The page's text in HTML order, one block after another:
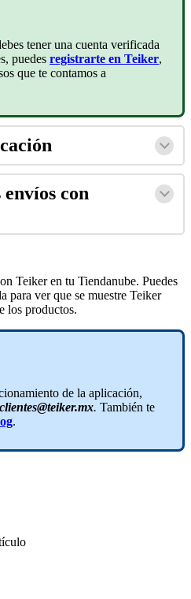
tener una cuenta verificada
puedes registrarte en Teiker,
que te contamos a
con
Teiker en tu Tiendanube. Puedes
para ver que se muestre Teiker
los productos.
de la aplicación,
. También te
.